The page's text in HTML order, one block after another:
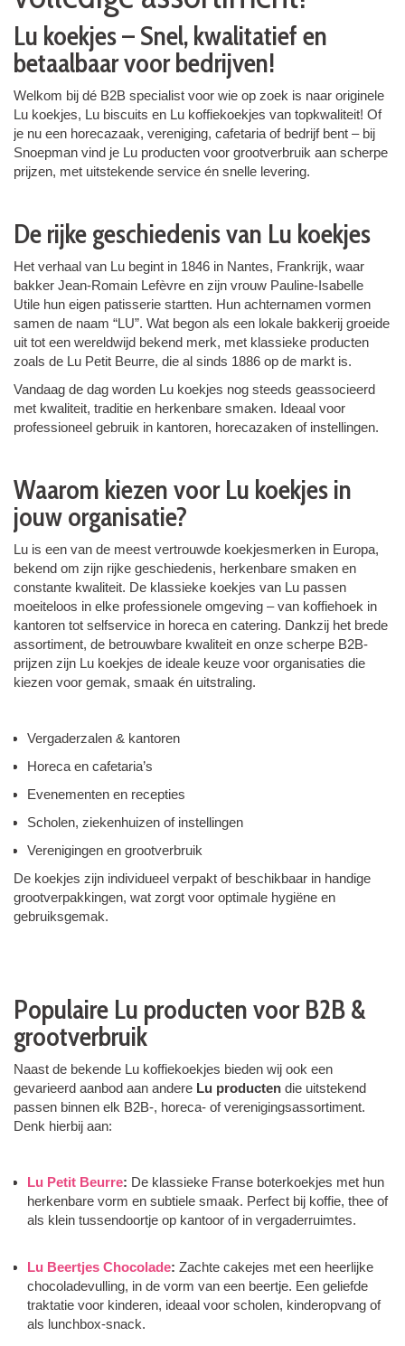
Lu koekjes – Snel, kwalitatief en
betaalbaar voor bedrijven!
Welkom bij dé B2B specialist voor wie op zoek is naar originele
Lu koekjes, Lu biscuits en Lu koffiekoekjes van topkwaliteit! Of
je nu een horecazaak, vereniging, cafetaria of bedrijf bent – bij
Snoepman vind je Lu producten voor grootverbruik aan scherpe
prijzen, met uitstekende service én snelle levering.
De rijke geschiedenis van Lu koekjes
Het verhaal van Lu begint in 1846 in Nantes, Frankrijk, waar
bakker Jean-Romain Lefèvre en zijn vrouw Pauline-Isabelle
Utile hun eigen patisserie startten. Hun achternamen vormen
samen de naam “LU”. Wat begon als een lokale bakkerij groeide
uit tot een wereldwijd bekend merk, met klassieke producten
zoals de Lu Petit Beurre, die al sinds 1886 op de markt is.
Vandaag de dag worden Lu koekjes nog steeds geassocieerd
met kwaliteit, traditie en herkenbare smaken. Ideaal voor
professioneel gebruik in kantoren, horecazaken of instellingen.
Waarom kiezen voor Lu koekjes in
jouw organisatie?
Lu is een van de meest vertrouwde koekjesmerken in Europa,
bekend om zijn rijke geschiedenis, herkenbare smaken en
constante kwaliteit. De klassieke koekjes van Lu passen
moeiteloos in elke professionele omgeving – van koffiehoek in
kantoren tot selfservice in horeca en catering. Dankzij het brede
assortiment, de betrouwbare kwaliteit en onze scherpe B2B-
prijzen zijn Lu koekjes de ideale keuze voor organisaties die
kiezen voor gemak, smaak én uitstraling.
Vergaderzalen & kantoren
Horeca en cafetaria’s
Evenementen en recepties
Scholen, ziekenhuizen of instellingen
Verenigingen en grootverbruik
De koekjes zijn individueel verpakt of beschikbaar in handige
grootverpakkingen, wat zorgt voor optimale hygiëne en
gebruiksgemak.
Populaire Lu producten voor B2B &
grootverbruik
Naast de bekende Lu koffiekoekjes bieden wij ook een
gevarieerd aanbod aan andere Lu producten die uitstekend
passen binnen elk B2B-, horeca- of verenigingsassortiment.
Denk hierbij aan:
Lu Petit Beurre: De klassieke Franse boterkoekjes met hun
herkenbare vorm en subtiele smaak. Perfect bij koffie, thee of
als klein tussendoortje op kantoor of in vergaderruimtes.
Lu Beertjes Chocolade: Zachte cakejes met een heerlijke
chocoladevulling, in de vorm van een beertje. Een geliefde
traktatie voor kinderen, ideaal voor scholen, kinderopvang of
als lunchbox-snack.